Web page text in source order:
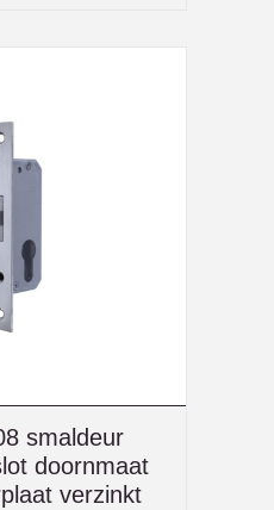
smaldeur
doornmaat
verzinkt